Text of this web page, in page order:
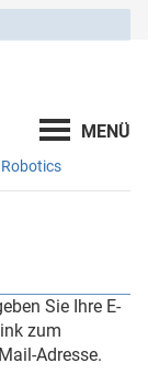
Sie Ihre E-
zum
Adresse.